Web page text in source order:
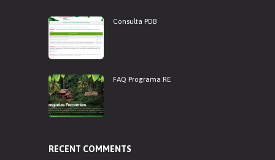
Consulta PDB
FAQ Programa RE
RECENT COMMENTS